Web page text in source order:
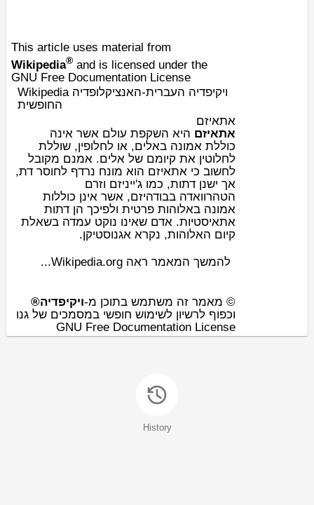
This article uses material from
Wikipedia® and is licensed under the
GNU Free Documentation License
Wikipedia ויקיפדיה העברית-האנציקלופדיה
החופשית
אתאיזם
אתאיזם היא השקפת עולם אשר אינה
כוללת אמונה באלים, או לחלופין, שוללת
לחלוטין את קיומם של אלים. אמנם מקובל
לחשוב כי אתאיזם הוא מונח נרדף לחוסר דת,
אך ישנן דתות, כמו ג'ייניזם וזרם
הטהרוואדה בבודהיזם, אשר אינן כוללות
אמונה באלוהות פרטית ולפיכך הן דתות
אתאיסטיות. אדם שאינו נוקט עמדה בשאלת
קיום האלוהות, נקרא אגנוסטיקן.
להמשך המאמר ראה Wikipedia.org...
© מאמר זה משתמש בתוכן מ-ויקיפדיה®
וכפוף לרשיון לשימוש חופשי במסמכים של גנו
GNU Free Documentation License
History